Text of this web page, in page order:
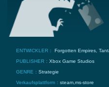
ENTWICKLER： Forgotten Empires,
PUBLISHER： Xbox Game Studios
GENRE： Strategie
Verkaufsplattform： steam,ms-store